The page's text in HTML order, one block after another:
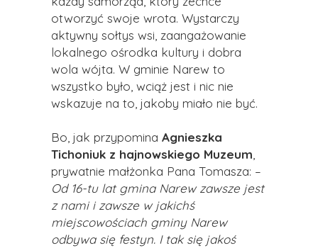
otworzyć swoje wrota. Wystarczy
aktywny sołtys wsi, zaangażowanie
lokalnego ośrodka kultury i dobra
wola wójta. W gminie Narew to
wszystko było, wciąż jest i nic nie
wskazuje na to, jakoby miało nie być.
Bo, jak przypomina Agnieszka
Tichoniuk z hajnowskiego Muzeum
prywatnie małżonka Pana Tomasza: –
Od 16-tu lat gmina Narew zawsze jest
z nami i zawsze w jakichś
miejscowościach gminy Narew
odbywa się festyn. I tak się jakoś